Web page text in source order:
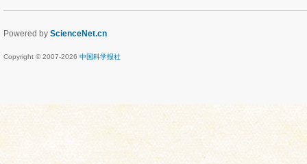
Powered by ScienceNet.cn
Copyright © 2007-2026 中国科学报社